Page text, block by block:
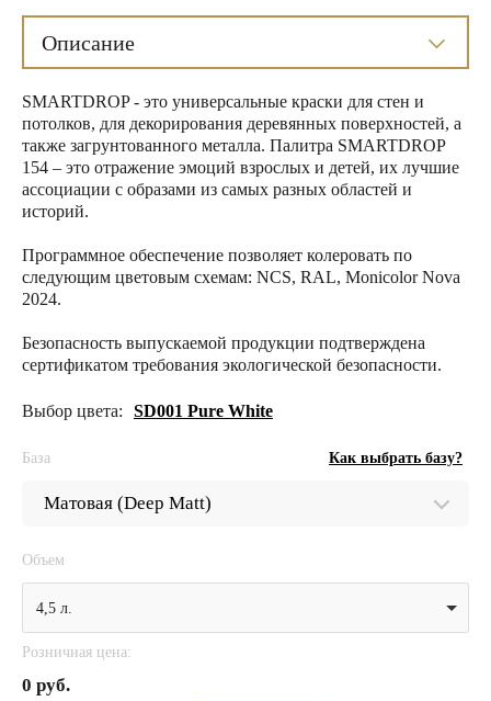
Описание
SMARTDROP - это универсальные краски для стен и
потолков, для декорирования деревянных поверхностей, а
также загрунтованного металла. Палитра SMARTDROP
154 – это отражение эмоций взрослых и детей, их лучшие
ассоциации с образами из самых разных областей и
историй.
Программное обеспечение позволяет колеровать по
следующим цветовым схемам: NCS, RAL, Monicolor Nova
2024.
Безопасность выпускаемой продукции подтверждена
сертификатом требования экологической безопасности.
Выбор цвета: SD001 Pure White
База Как выбрать базу?
Объем
4,5 л.
Розничная цена:
0 руб.